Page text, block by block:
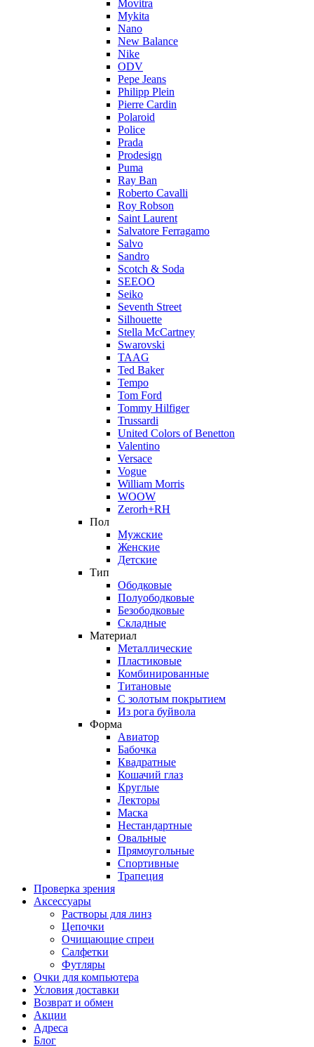
Movitra
Mykita
Nano
New Balance
Nike
ODV
Pepe Jeans
Philipp Plein
Pierre Cardin
Polaroid
Police
Prada
Prodesign
Puma
Ray Ban
Roberto Cavalli
Roy Robson
Saint Laurent
Salvatore Ferragamo
Salvo
Sandro
Scotch & Soda
SEEOO
Seiko
Seventh Street
Silhouette
Stella McCartney
Swarovski
TAAG
Ted Baker
Tempo
Tom Ford
Tommy Hilfiger
Trussardi
United Colors of Benetton
Valentino
Versace
Vogue
William Morris
WOOW
Zerorh+RH
Пол
Мужские
Женские
Детские
Тип
Ободковые
Полуободковые
Безободковые
Складные
Материал
Металлические
Пластиковые
Комбинированные
Титановые
С золотым покрытием
Из рога буйвола
Форма
Авиатор
Бабочка
Квадратные
Кошачий глаз
Круглые
Лекторы
Маска
Нестандартные
Овальные
Прямоугольные
Спортивные
Трапеция
Проверка зрения
Аксессуары
Растворы для линз
Цепочки
Очищающие спреи
Салфетки
Футляры
Очки для компьютера
Условия доставки
Возврат и обмен
Акции
Адреса
Блог